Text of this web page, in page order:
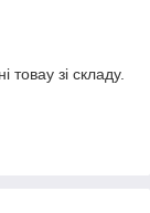
товау зі складу.